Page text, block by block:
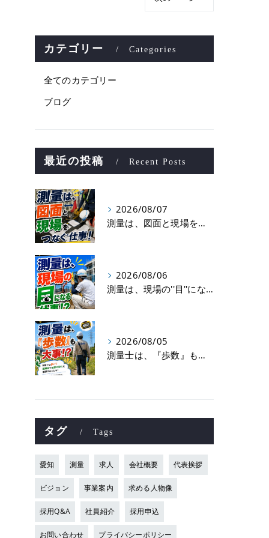
カテゴリー Categories
全てのカテゴリー
ブログ
最近の投稿 Recent Posts
2026/08/07
測量は、図面と現場をつなぐ仕事！
2026/08/06
測量は、現場の''目''になる仕事！？
2026/08/05
測量士は、『歩数』も大事！？
タグ Tags
愛知 測量 求人 会社概要 代表挨拶
ビジョン 事業案内 求める人物像
採用Q&A 社員紹介 採用申込
お問い合わせ プライバシーポリシー